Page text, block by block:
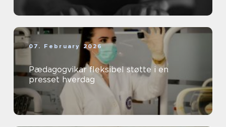
07. February 2026
Pædagogvikar fleksibel støtte i en
presset hverdag